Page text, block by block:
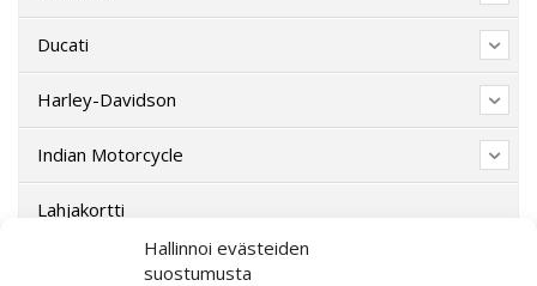
Hallinnoi evästeiden
suostumusta
Ducati
Harley-Davidson
Indian Motorcycle
Lahjakortti
Lisävarusteet